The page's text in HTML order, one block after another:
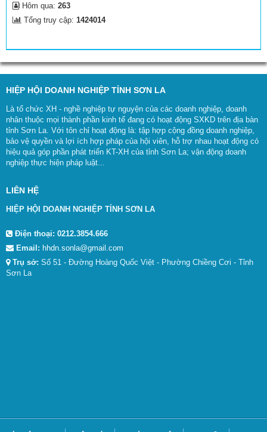
Hôm qua: 263
Tổng truy cập: 1424014
HIỆP HỘI DOANH NGHIỆP TỈNH SƠN LA
Là tổ chức XH - nghề nghiệp tự nguyện của các doanh nghiệp, doanh
nhân thuộc mọi thành phần kinh tế đang có hoạt động SXKD trên địa bàn
tỉnh Sơn La. Với tôn chỉ hoạt động là: tập hợp cộng đồng doanh nghiệp,
bảo vệ quyền và lợi ích hợp pháp của hội viên, hỗ trợ nhau hoạt động có
hiệu quả góp phần phát triển KT-XH của tỉnh Sơn La; vận động doanh
nghiệp thực hiện pháp luật...
LIÊN HỆ
HIỆP HỘI DOANH NGHIỆP TỈNH SƠN LA
Điện thoại: 0212.3854.666
Email: hhdn.sonla@gmail.com
Trụ sở: Số 51 - Đường Hoàng Quốc Việt - Phường Chiềng Cơi - Tỉnh
Sơn La